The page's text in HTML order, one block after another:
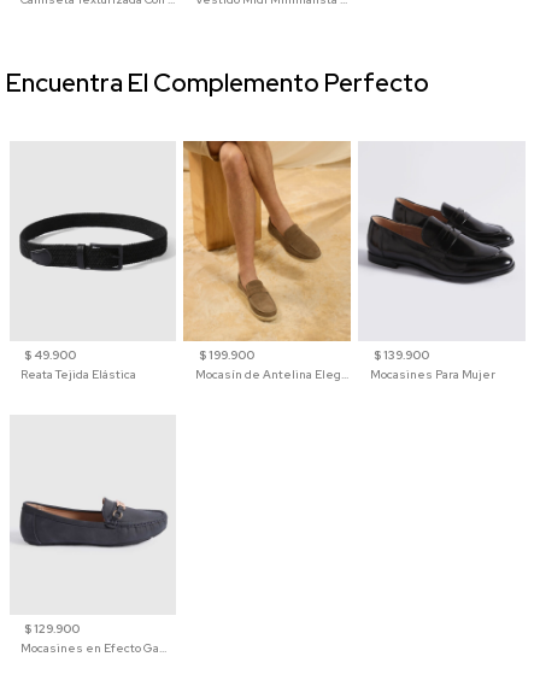
$ 49.900
Reata Tejida Elástica
$ 199.900
Mocasín de Antelina Elegante con Suela de Contraste Para Hombre
$ 139.900
Mocasines Para Mujer
$ 129.900
Mocasines en Efecto Gamuzado Para Mujer
Encuentra El Complemento Perfecto